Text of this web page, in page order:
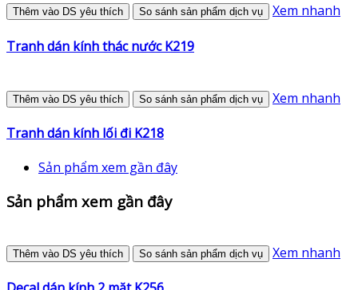
Thêm vào DS yêu thích So sánh sản phẩm dịch vụ Xem nhanh
Tranh dán kính thác nước K219
Thêm vào DS yêu thích So sánh sản phẩm dịch vụ Xem nhanh
Tranh dán kính lối đi K218
Sản phẩm xem gần đây
Sản phẩm xem gần đây
Thêm vào DS yêu thích So sánh sản phẩm dịch vụ Xem nhanh